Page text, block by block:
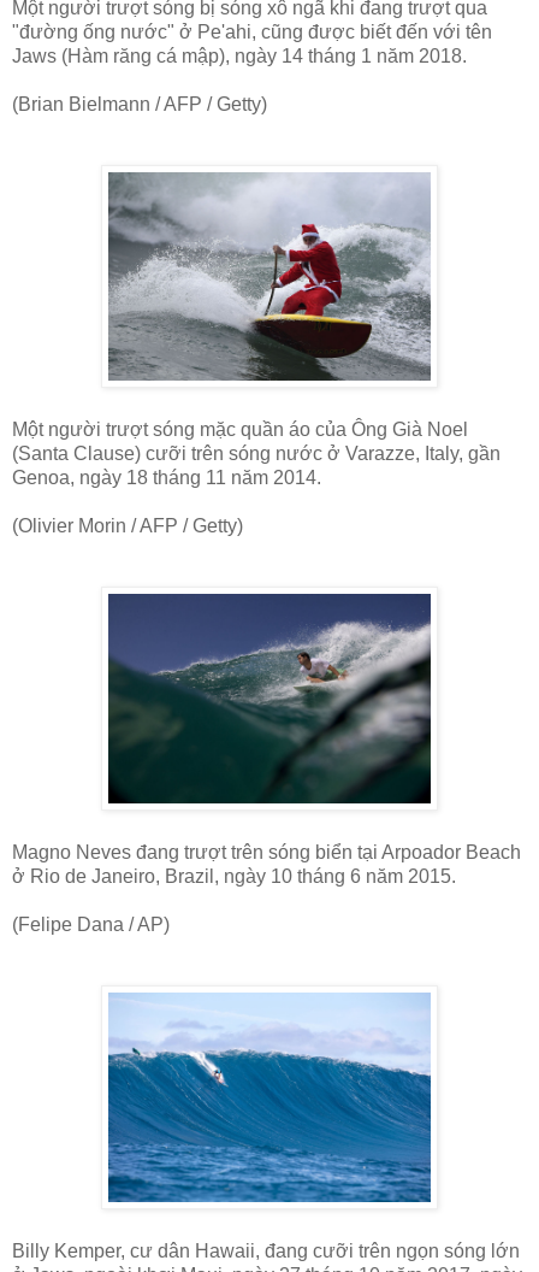
Một người trượt sóng bị sóng xô ngã khi đang trượt qua
"đường ống nước" ở Pe'ahi, cũng được biết đến với tên
Jaws (Hàm răng cá mập), ngày 14 tháng 1 năm 2018.
(Brian Bielmann / AFP / Getty)
Một người trượt sóng mặc quần áo của Ông Già Noel
(Santa Clause) cưỡi trên sóng nước ở Varazze, Italy, gần
Genoa, ngày 18 tháng 11 năm 2014.
(Olivier Morin / AFP / Getty)
Magno Neves đang trượt trên sóng biển tại Arpoador Beach
ở Rio de Janeiro, Brazil, ngày 10 tháng 6 năm 2015.
(Felipe Dana / AP)
Billy Kemper, cư dân Hawaii, đang cưỡi trên ngọn sóng lớn